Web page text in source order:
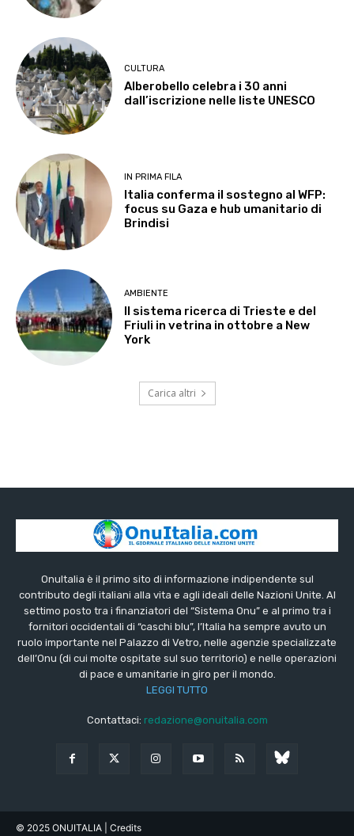
CULTURA
Alberobello celebra i 30 anni
dall’iscrizione nelle liste UNESCO
IN PRIMA FILA
Italia conferma il sostegno al WFP:
focus su Gaza e hub umanitario di
Brindisi
AMBIENTE
Il sistema ricerca di Trieste e del
Friuli in vetrina in ottobre a New
York
Carica altri
OnuItalia è il primo sito di informazione indipendente sul
contributo degli italiani alla vita e agli ideali delle Nazioni Unite. Al
settimo posto tra i finanziatori del “Sistema Onu” e al primo tra i
fornitori occidentali di “caschi blu”, l’Italia ha sempre avuto un
ruolo importante nel Palazzo di Vetro, nelle agenzie specializzate
dell’Onu (di cui molte ospitate sul suo territorio) e nelle operazioni
di pace e umanitarie in giro per il mondo.
LEGGI TUTTO
Contattaci: redazione@onuitalia.com
© 2025 ONUITALIA | Credits